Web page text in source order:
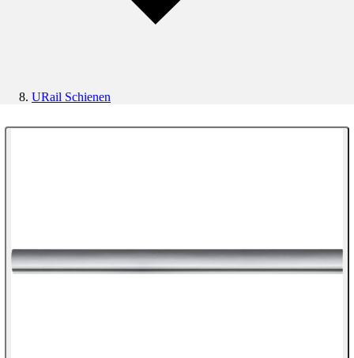
URail Schienen